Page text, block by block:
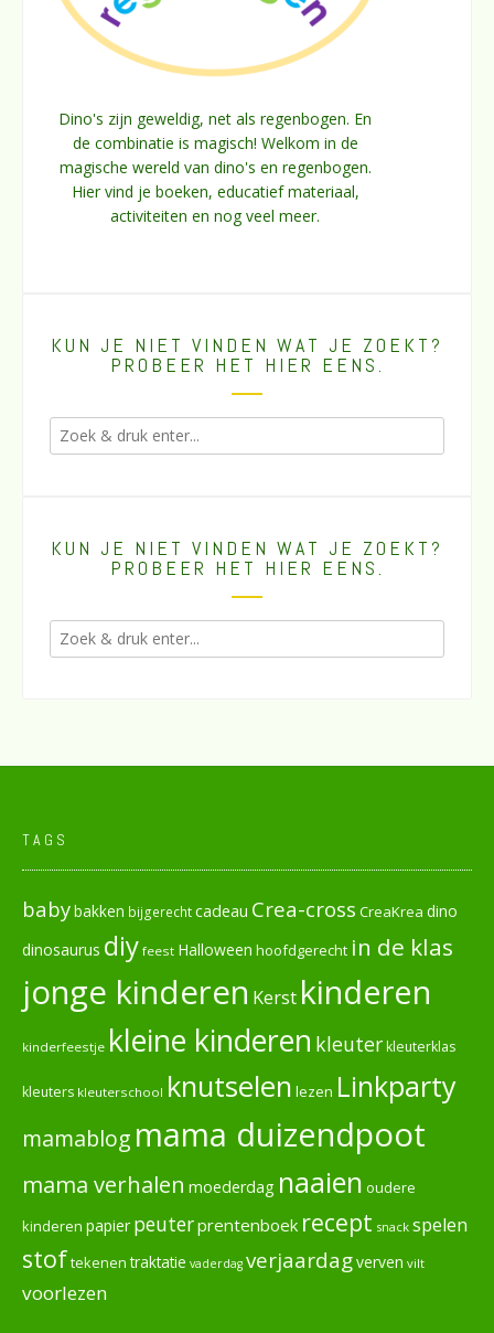
Dino's zijn geweldig, net als regenbogen. En
de combinatie is magisch! Welkom in de
magische wereld van dino's en regenbogen.
Hier vind je boeken, educatief materiaal,
activiteiten en nog veel meer.
KUN JE NIET VINDEN WAT JE ZOEKT?
PROBEER HET HIER EENS.
KUN JE NIET VINDEN WAT JE ZOEKT?
PROBEER HET HIER EENS.
TAGS
babybakken bijgerechtcadeau Crea-cross CreaKrea dino
dinosaurus diy feest Halloween hoofdgerecht in de klas
jonge kinderen Kerst kinderen
kinderfeestje kleine kinderen kleuterkleuterklas
kleuters kleuterschool knutselen lezen Linkparty
mamablog mama duizendpoot
mama verhalen moederdag naaien oudere
kinderen papier peuterprentenboek recept snack spelen
stoftekenen traktatie vaderdag verjaardagverven vilt
voorlezen